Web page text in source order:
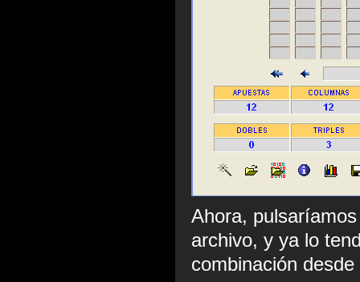
Ahora,
archivo, y ya lo
combinación